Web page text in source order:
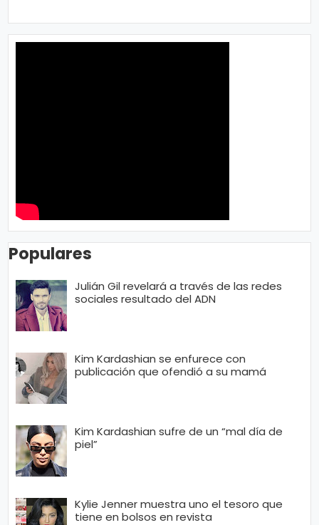
Populares
Julián Gil revelará a través de las redes
sociales resultado del ADN
Kim Kardashian se enfurece con
publicación que ofendió a su mamá
Kim Kardashian sufre de un “mal día de
piel”
Kylie Jenner muestra uno el tesoro que
tiene en bolsos en revista